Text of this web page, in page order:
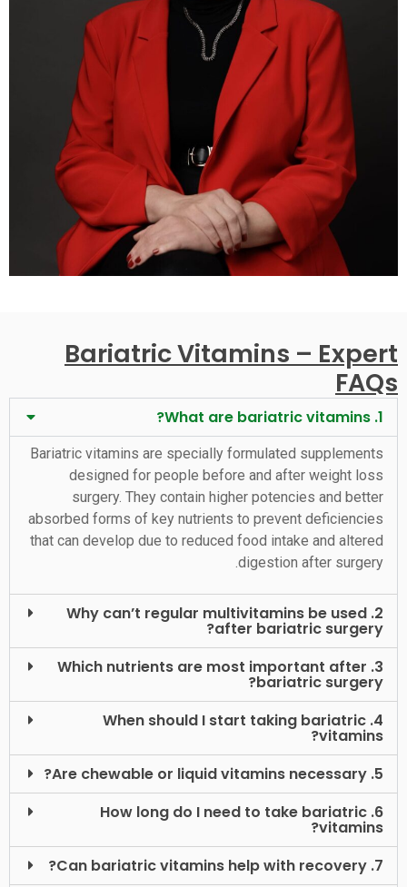
Bariatric Vitamins – Expert
FAQs
1. What are bariatric vitamins?
Bariatric vitamins are specially formulated supplements
designed for people before and after weight loss
surgery. They contain higher potencies and better
absorbed forms of key nutrients to prevent deficiencies
that can develop due to reduced food intake and altered
digestion after surgery.
2. Why can’t regular multivitamins be used
after bariatric surgery?
3. Which nutrients are most important after
bariatric surgery?
4. When should I start taking bariatric
vitamins?
5. Are chewable or liquid vitamins necessary?
6. How long do I need to take bariatric
vitamins?
7. Can bariatric vitamins help with recovery?